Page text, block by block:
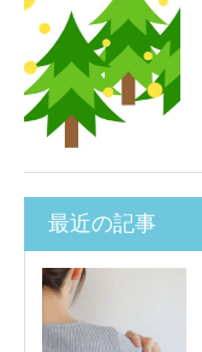
最近の記事